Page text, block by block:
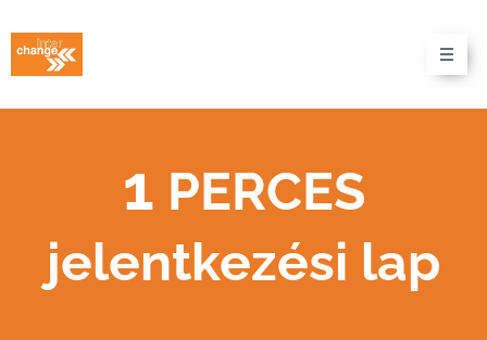
1 PERCES
jelentkezési lap